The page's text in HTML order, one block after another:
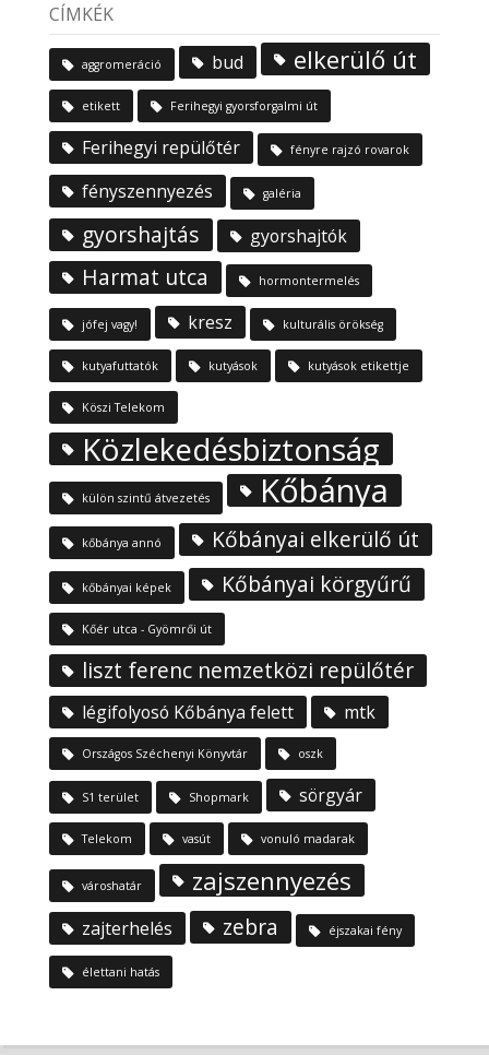
CÍMKÉK
aggromeráció bud elkerülő út
etikett Ferihegyi gyorsforgalmi út
Ferihegyi repülőtér fényre rajzó rovarok
fényszennyezés galéria
gyorshajtás gyorshajtók
Harmat utca hormontermelés
jófej vagy! kresz kulturális örökség
kutyafuttatók kutyások kutyások etikettje
Köszi Telekom
Közlekedésbiztonság
külön szintű átvezetés Kőbánya
kőbánya annó Kőbányai elkerülő út
kőbányai képek Kőbányai körgyűrű
Kőér utca - Gyömrői út
liszt ferenc nemzetközi repülőtér
légifolyosó Kőbánya felett mtk
Országos Széchenyi Könyvtár oszk
S1 terület Shopmark sörgyár
Telekom vasút vonuló madarak
városhatár zajszennyezés
zajterhelés zebra éjszakai fény
élettani hatás